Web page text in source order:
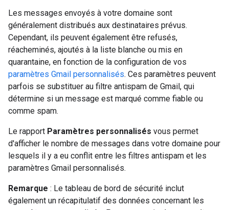
Les messages envoyés à votre domaine sont
généralement distribués aux destinataires prévus.
Cependant, ils peuvent également être refusés,
réacheminés, ajoutés à la liste blanche ou mis en
quarantaine, en fonction de la configuration de vos
paramètres Gmail personnalisés. Ces paramètres peuvent
parfois se substituer au filtre antispam de Gmail, qui
détermine si un message est marqué comme fiable ou
comme spam.
Le rapport Paramètres personnalisés vous permet
d'afficher le nombre de messages dans votre domaine pour
lesquels il y a eu conflit entre les filtres antispam et les
paramètres Gmail personnalisés.
Remarque : Le tableau de bord de sécurité inclut
également un récapitulatif des données concernant les